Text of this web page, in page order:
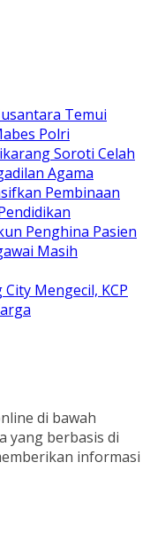
Temui
Polri
Soroti Celah
Agama
Pembinaan
Penghina Pasien
Masih
Mengecil, KCP
di bawah
yang berbasis di
informasi